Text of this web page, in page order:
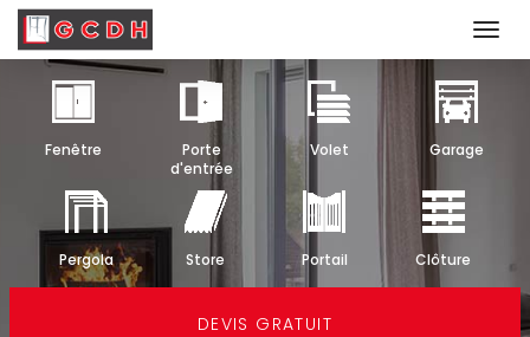
contenu
Fenêtre
Porte
d'entrée
Volet Garage
Pergola Store Portail Clôture
DEVIS GRATUIT